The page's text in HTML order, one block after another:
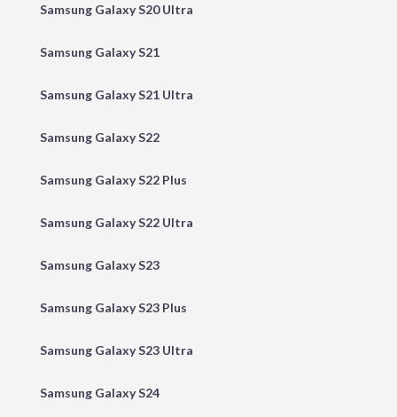
Samsung Galaxy S20 Ultra
Samsung Galaxy S21
Samsung Galaxy S21 Ultra
Samsung Galaxy S22
Samsung Galaxy S22 Plus
Samsung Galaxy S22 Ultra
Samsung Galaxy S23
Samsung Galaxy S23 Plus
Samsung Galaxy S23 Ultra
Samsung Galaxy S24